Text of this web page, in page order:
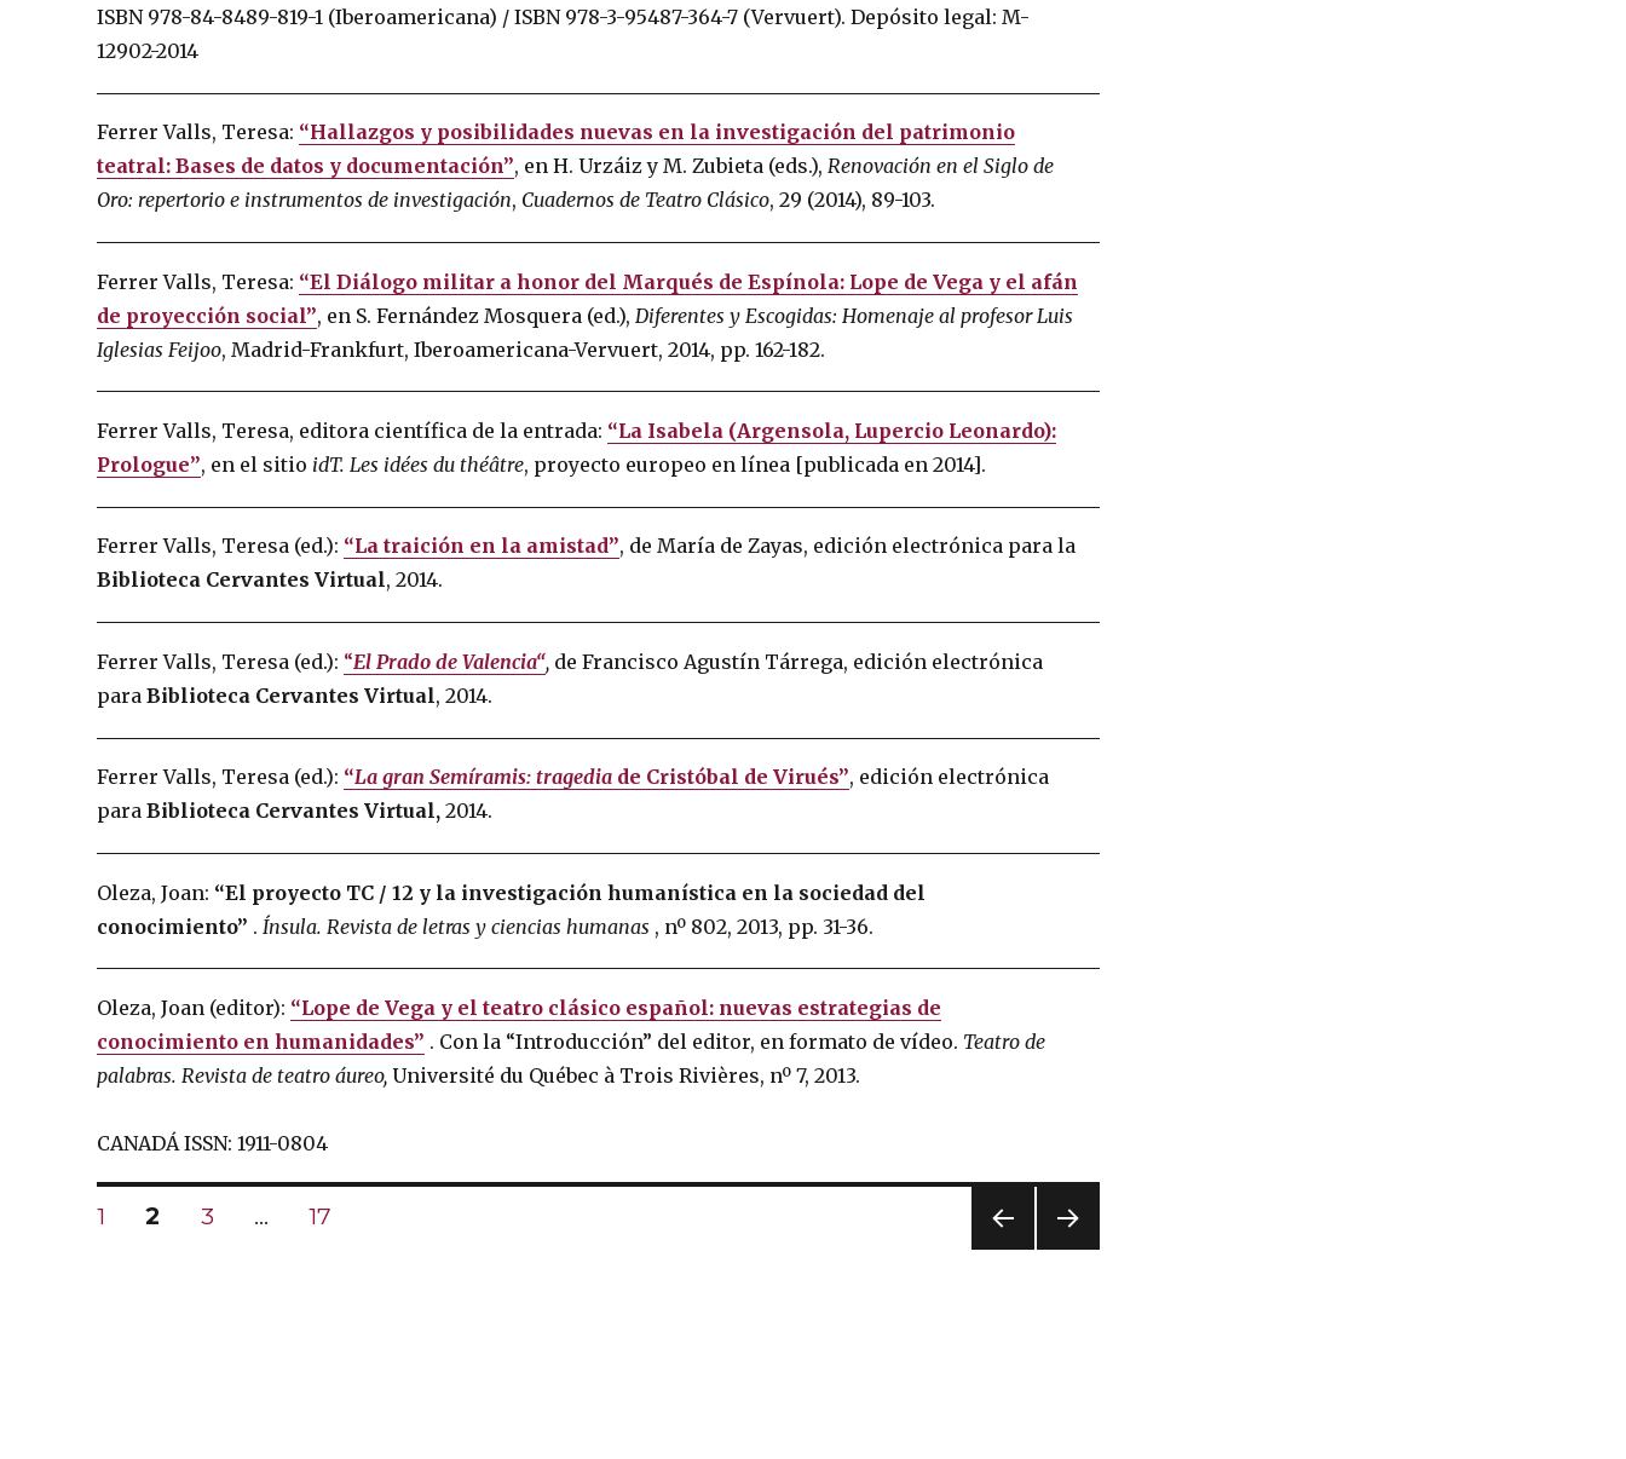
ISBN 978-84-8489-819-1 (Iberoamericana) / ISBN 978-3-95487-364-7 (Vervuert).Depósito legal: M-
12902-2014
Ferrer Valls, Teresa: “Hallazgos y posibilidades nuevas en la investigación del patrimonio
teatral: Bases de datos y documentación”, en H. Urzáiz y M. Zubieta (eds.),Renovación en el Siglo de
Oro: repertorio e instrumentos de investigación, Cuadernos de Teatro Clásico, 29 (2014), 89-103.
Ferrer Valls, Teresa: “El Diálogo militar a honor del Marqués de Espínola: Lope de Vega y el afán
de proyección social”, en S. Fernández Mosquera (ed.), Diferentes y Escogidas: Homenaje al profesor Luis
Iglesias Feijoo, Madrid-Frankfurt, Iberoamericana-Vervuert, 2014, pp. 162-182.
Ferrer Valls, Teresa, editora científica de la entrada: “La Isabela (Argensola, Lupercio Leonardo):
Prologue”, en el sitio idT. Les idées du théâtre, proyecto europeo en línea [publicada en 2014].
Ferrer Valls, Teresa (ed.): “La traición en la amistad”, de María de Zayas, edición electrónica para la
Biblioteca Cervantes Virtual, 2014.
Ferrer Valls, Teresa (ed.): “El Prado de Valencia“, de Francisco Agustín Tárrega, edición electrónica
paraBiblioteca Cervantes Virtual, 2014.
Ferrer Valls, Teresa (ed.): “La gran Semíramis: tragedia de Cristóbal de Virués”, edición electrónica
paraBiblioteca Cervantes Virtual, 2014.
Oleza, Joan: “El proyecto TC / 12 y la investigación humanística en la sociedad del
conocimiento” . Ínsula. Revista de letras y ciencias humanas , nº 802, 2013, pp. 31-36.
Oleza, Joan (editor): “Lope de Vega y el teatro clásico español: nuevas estrategias de
conocimiento en humanidades” . Con la “Introducción” del editor, en formato de vídeo. Teatro de
palabras. Revista de teatro áureo, Université du Québec à Trois Rivières, nº 7, 2013.
CANADÁ ISSN: 1911-0804
Posts
PAGE
1 PAGE
2 PAGE
3 … PAGE
17